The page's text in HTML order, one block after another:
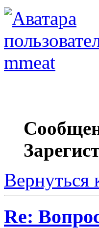
mmeat
Вернуться
Re: